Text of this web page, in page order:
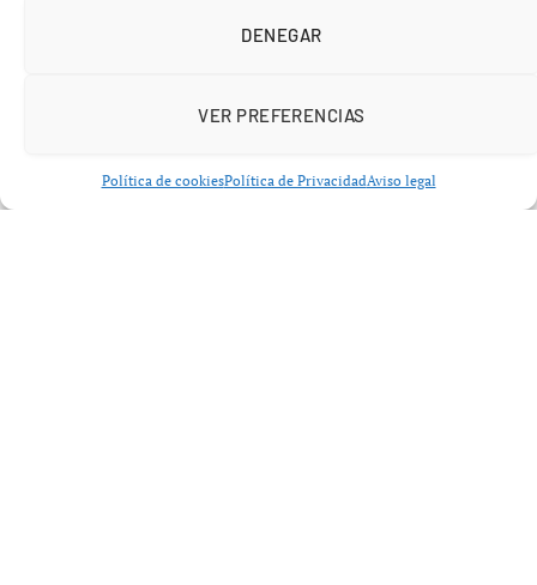
DENEGAR
VER PREFERENCIAS
Política de cookiesPolítica de PrivacidadAviso legal
Recientemente, durante una entrevista en el canal de
mostró interés en ficharle. Según Onopko,